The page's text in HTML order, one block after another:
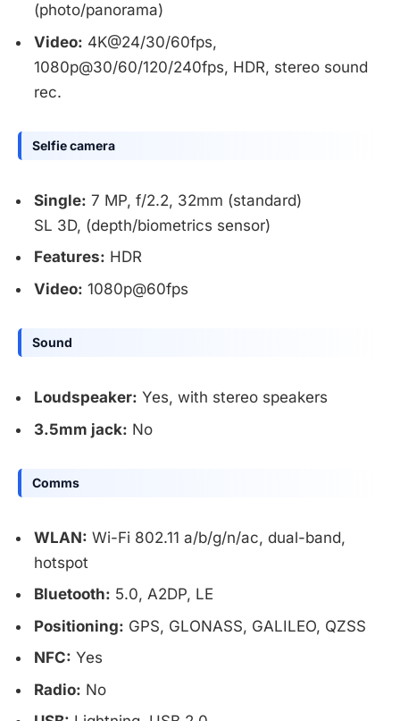
(photo/panorama)
Video: 4K@24/30/60fps,
1080p@30/60/120/240fps, HDR, stereo sound
rec.
Selfie camera
Single: 7 MP, f/2.2, 32mm (standard)
SL 3D, (depth/biometrics sensor)
Features: HDR
Video: 1080p@60fps
Sound
Loudspeaker: Yes, with stereo speakers
3.5mm jack: No
Comms
WLAN: Wi-Fi 802.11 a/b/g/n/ac, dual-band,
hotspot
Bluetooth: 5.0, A2DP, LE
Positioning: GPS, GLONASS, GALILEO, QZSS
NFC: Yes
Radio: No